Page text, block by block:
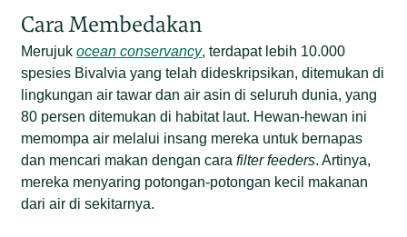
Cara Membedakan
Merujukocean conservancy, terdapat lebih 10.000
spesies Bivalvia yang telah dideskripsikan, ditemukan di
lingkungan air tawar dan air asin di seluruh dunia, yang
80 persen ditemukan di habitat laut. Hewan-hewan ini
memompa air melalui insang mereka untuk bernapas
dan mencari makan dengan carafilter feeders. Artinya,
mereka menyaring potongan-potongan kecil makanan
dari air di sekitarnya.